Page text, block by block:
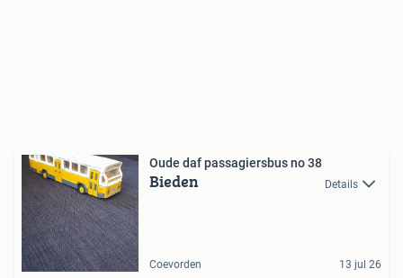
Oude daf passagiersbus no 38
Bieden Details
Coevorden 13 jul 26